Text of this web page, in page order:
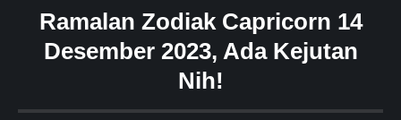
Ramalan Zodiak Capricorn 14
Desember 2023, Ada Kejutan
Nih!